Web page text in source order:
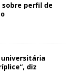
perfil de
diz